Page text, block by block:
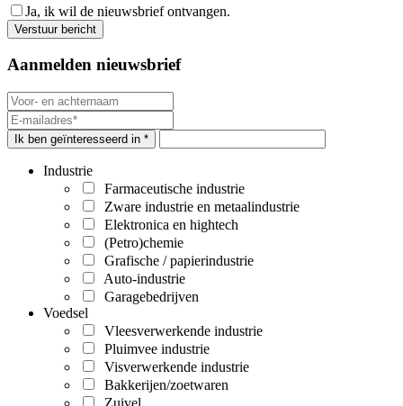
Ja, ik wil de nieuwsbrief ontvangen.
Aanmelden nieuwsbrief
Ik ben geïnteresseerd in *
Industrie
Farmaceutische industrie
Zware industrie en metaalindustrie
Elektronica en hightech
(Petro)chemie
Grafische / papierindustrie
Auto-industrie
Garagebedrijven
Voedsel
Vleesverwerkende industrie
Pluimvee industrie
Visverwerkende industrie
Bakkerijen/zoetwaren